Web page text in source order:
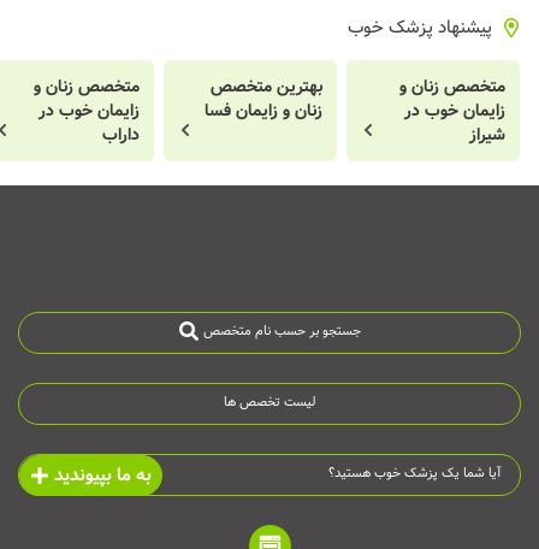
پیشنهاد پزشک خوب
متخصص زنان و
زایمان خوب در
شیراز
بهترین متخصص
زنان و زایمان فسا
متخصص زنان و
زایمان خوب در
داراب
جستجو بر حسب نام متخصص
لیست تخصص ها
آیا شما یک پزشک خوب هستید؟ به ما بپیوندید